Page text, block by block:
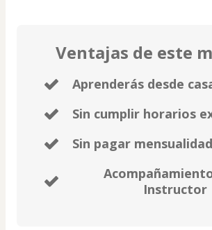
Ventajas de este
Aprenderás desde
Sin cumplir horarios
Sin pagar
Instructor